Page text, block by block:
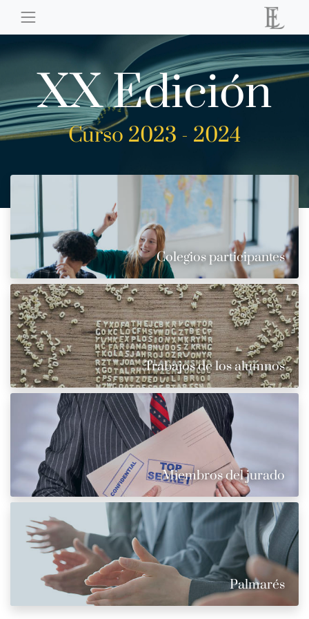
XX Edición
Curso 2023 - 2024
Colegios participantes
Trabajos de los alumnos
Miembros del jurado
Palmarés